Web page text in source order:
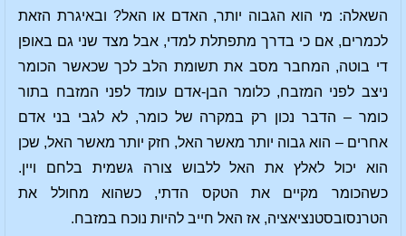
השאלה: מי הוא הגבוה יותר, האדם או האל? ובאיגרת הזאת
לכמרים, אם כי בדרך מתפתלת למדי, אבל מצד שני גם באופן
די בוטה, המחבר מסב את תשומת הלב לכך שכאשר הכומר
ניצב לפני המזבח, כלומר הבן-אדם עומד לפני המזבח בתור
כומר – הדבר נכון רק במקרה של כומר, לא לגבי בני אדם
אחרים – הוא גבוה יותר מאשר האל, חזק יותר מאשר האל, שכן
הוא יכול לאלץ את האל ללבוש צורה גשמית בלחם ויין.
כשהכומר מקיים את הטקס הדתי, כשהוא מחולל את
הטרנסובסטנציאציה, אז האל חייב להיות נוכח במזבח.